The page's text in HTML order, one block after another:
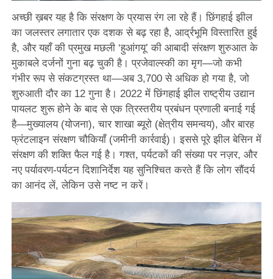
अच्छी ख़बर यह है कि संरक्षण के प्रयास रंग ला रहे हैं। छिंगहाई झील
का जलस्तर लगातार एक दशक से बढ़ रहा है, आर्द्रभूमि विस्तारित हुई
है, और यहाँ की प्रमुख मछली ‘हुआंगयू’ की आबादी संरक्षण शुरुआत के
मुकाबले दर्जनों गुना बढ़ चुकी है। प्रजेवाल्स्की का मृग—जो कभी
गंभीर रूप से संकटग्रस्त था—अब 3,700 से अधिक हो गया है, जो
शुरुआती दौर का 12 गुना है। 2022 में छिंगहाई झील राष्ट्रीय उद्यान
पायलट शुरू होने के बाद से एक त्रिस्तरीय प्रबंधन प्रणाली बनाई गई
है—मुख्यालय (योजना), चार शाखा ब्यूरो (क्षेत्रीय समन्वय), और बारह
फ्रंटलाइन संरक्षण चौकियाँ (जमीनी कार्रवाई)। इससे पूरे झील बेसिन में
संरक्षण की शक्ति फैल गई है। गश्त, पर्यटकों की संख्या पर नज़र, और
नए पर्यावरण-पर्यटन दिशानिर्देश यह सुनिश्चित करते हैं कि लोग सौंदर्य
का आनंद लें, लेकिन उसे नष्ट न करें।